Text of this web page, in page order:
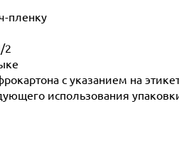
пленку
2
с указанием на
использования